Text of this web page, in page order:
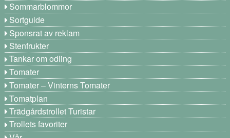
Sommarblommor
Sortguide
Sponsrat av reklam
Stenfrukter
Tankar om odling
Tomater
Tomater – Vinterns Tomater
Tomatplan
Trädgårdstrollet Turistar
Trollets favoriter